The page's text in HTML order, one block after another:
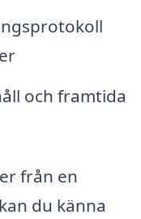
och framtida
från en
du känna